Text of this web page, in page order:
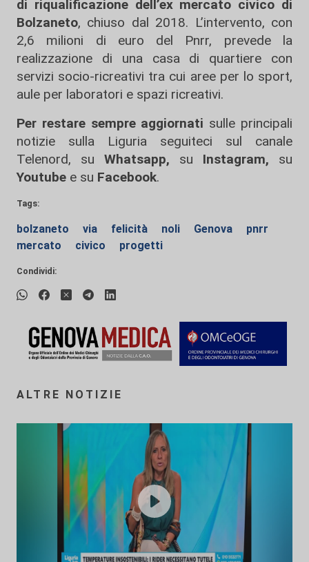
di riqualificazione dell’ex mercato civico di
Bolzaneto, chiuso dal 2018. L’intervento, con
2,6 milioni di euro del Pnrr, prevede la
realizzazione di una casa di quartiere con
servizi socio-ricreativi tra cui aree per lo sport,
aule per laboratori e spazi ricreativi.
Per restare sempre aggiornati sulle principali
notizie sulla Liguria seguiteci sul canale
Telenord, su
Whatsapp, su Instagram, su
Youtube e su Facebook.
Tags:
bolzaneto via felicità noli Genova
pnrr
mercato
civico progetti
Condividi:
ALTRE NOTIZIE